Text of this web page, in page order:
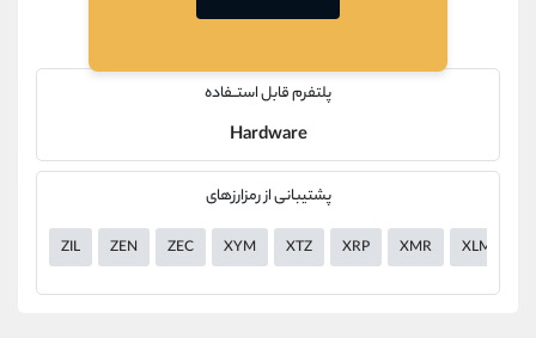
پلتفرم قابل استــفاده
Hardware
پشتیبانی از رمزارزهای
ZIL ZEN ZEC XYM XTZ XRP XMR XLM